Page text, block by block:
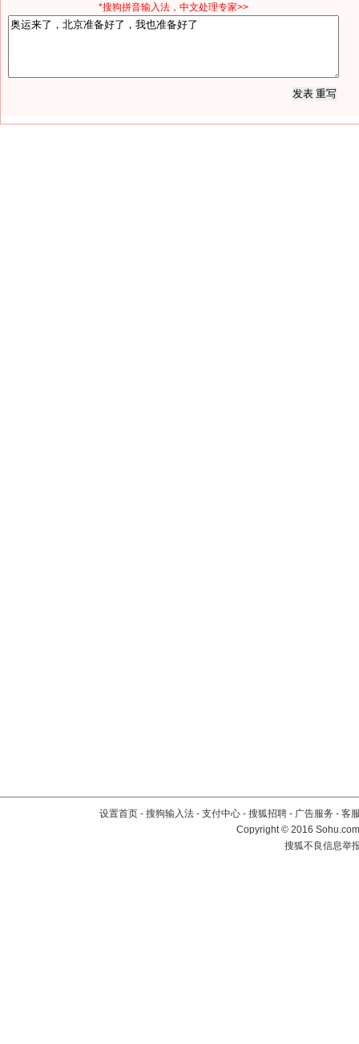
*搜狗拼音输入法，中文处理专家>>
设置首页 - 搜狗输入法 - 支付中心 - 搜狐招聘 - 广告服务 - 客
Copyright©2016
搜狐不良信息举